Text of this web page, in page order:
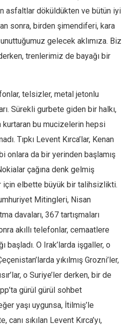
asfaltlar döküldükten ve bütün iyi
sonra, birden şimendiferi, kara
gelecek aklımıza. Biz
trenlerimiz de bayağı bir
telsizler, metal jetonlu
Sürekli gurbete giden bir halkı,
kurtaran bu mucizelerin hepsi
Tıpkı Levent Kırca’lar, Kenan
onlara da bir yerinden başlamış
çağına denk gelmiş
için elbette büyük bir talihsizlikti.
Mitingleri, Nisan
davaları, 367 tartışmaları
akıllı telefonlar, cemaatlere
başladı. O Irak’larda işgaller, o
yıkılmış Grozni’ler,
o Suriye’ler derken, bir de
gürül gürül sohbet
yaşı uygunsa, İtilmiş’le
canı sıkılan Levent Kırca’yı,